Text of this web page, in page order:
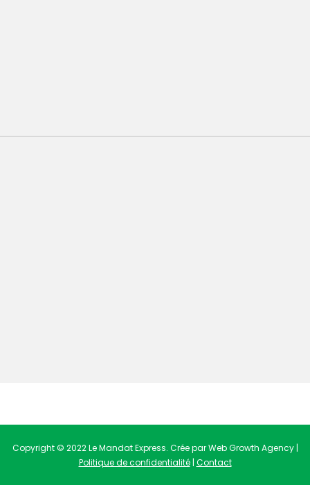
Copyright © 2022 Le Mandat Express. Crée par Web Growth Agency |
Politique de confidentialité| Contact